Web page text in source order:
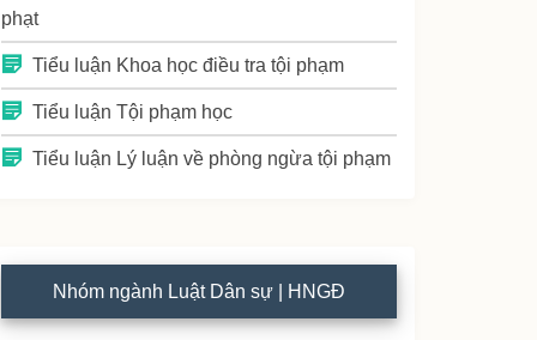
phạt
Tiểu luận Khoa học điều tra tội phạm
Tiểu luận Tội phạm học
Tiểu luận Lý luận về phòng ngừa tội phạm
Nhóm ngành Luật Dân sự | HNGĐ